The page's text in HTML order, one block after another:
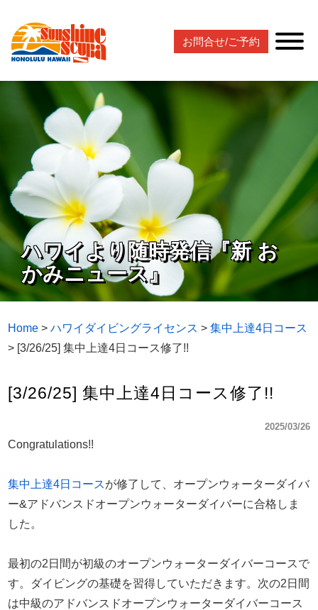
お問合せ/ご予約
ハワイより随時発信『新 お
かみニュース』
Home >ハワイダイビングライセンス >集中上達4日コース
> [3/26/25] 集中上達4日コース修了!!
[3/26/25] 集中上達4日コース修了!!
2025/03/26
Congratulations!!
集中上達4日コースが修了して、オープンウォーターダイバ
ー&アドバンスドオープンウォーターダイバーに合格しま
した。
最初の2日間が初級のオープンウォーターダイバーコースで
す。ダイビングの基礎を習得していただきます。次の2日間
は中級のアドバンスドオープンウォーターダイバーコース